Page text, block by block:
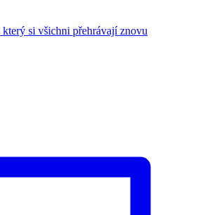
si všichni přehrávají znovu